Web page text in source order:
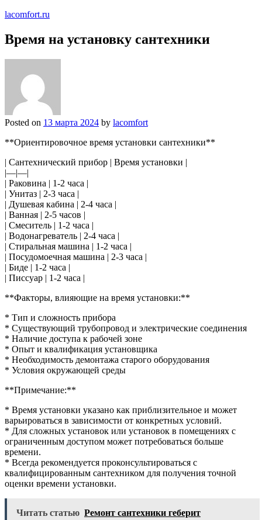
lacomfort.ru
Время на установку сантехники
Posted on 13 марта 2024 by lacomfort
**Ориентировочное время установки сантехники**
| Сантехнический прибор | Время установки |
|—|—|
| Раковина | 1-2 часа |
| Унитаз | 2-3 часа |
| Душевая кабина | 2-4 часа |
| Ванная | 2-5 часов |
| Смеситель | 1-2 часа |
| Водонагреватель | 2-4 часа |
| Стиральная машина | 1-2 часа |
| Посудомоечная машина | 2-3 часа |
| Биде | 1-2 часа |
| Писсуар | 1-2 часа |
**Факторы, влияющие на время установки:**
* Тип и сложность прибора
* Существующий трубопровод и электрические соединения
* Наличие доступа к рабочей зоне
* Опыт и квалификация установщика
* Необходимость демонтажа старого оборудования
* Условия окружающей среды
**Примечание:**
* Время установки указано как приблизительное и может
варьироваться в зависимости от конкретных условий.
* Для сложных установок или установок в помещениях с
ограниченным доступом может потребоваться больше
времени.
* Всегда рекомендуется проконсультироваться с
квалифицированным сантехником для получения точной
оценки времени установки.
Читать статью Ремонт сантехники геберит